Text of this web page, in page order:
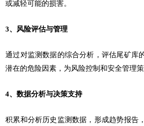
或减轻可能的损害。
3、风险评估与管理
通过对监测数据的综合分析，评估尾矿库
潜在的危险因素，为风险控制和安全管理策
4、数据分析与决策支持
积累和分析历史监测数据，形成趋势报告